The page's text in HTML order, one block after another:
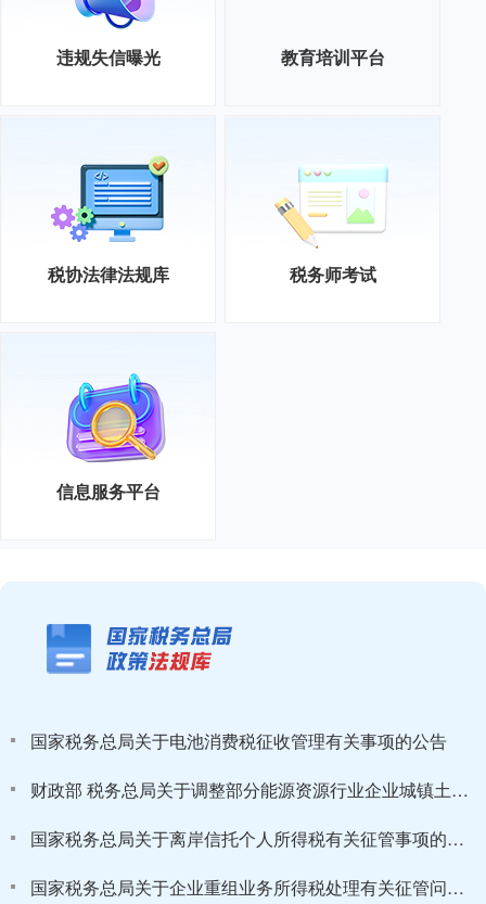
违规失信曝光 教育培训平台
税协法律法规库 税务师考试
信息服务平台
国家税务总局关于电池消费税征收管理有关事项的公告
财政部 税务总局关于调整部分能源资源行业企业城镇土地...
国家税务总局关于离岸信托个人所得税有关征管事项的公告
国家税务总局关于企业重组业务所得税处理有关征管问题...